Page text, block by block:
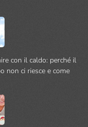
con il caldo: perché il
non ci riesce e come